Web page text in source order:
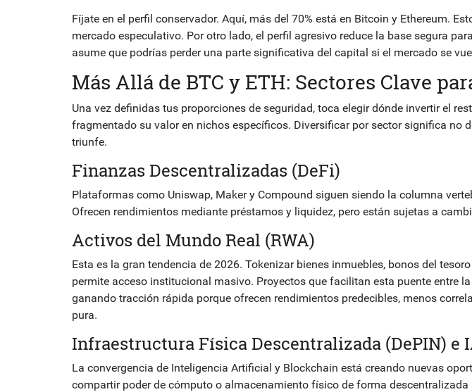
Fíjate en el perfil conservador. Aquí, más del 70% está en Bitcoin y Ethereum.
mercado especulativo. Por otro lado, el perfil agresivo reduce la base segura
asume que podrías perder una parte significativa del capital si el mercado se
Más Allá de BTC y ETH: Sectores Clave
Una vez definidas tus proporciones de seguridad, toca elegir dónde invertir el
fragmentado su valor en nichos específicos. Diversificar por sector significa no
triunfe.
Finanzas Descentralizadas (DeFi)
Plataformas como Uniswap, Makery Compound siguen siendo la columna
Ofrecen rendimientos mediante préstamos y liquidez, pero están sujetas a
Activos del Mundo Real (RWA)
Esta es la gran tendencia de 2026. Tokenizar bienes inmuebles, bonos del
permite acceso institucional masivo. Proyectos que facilitan esta puente entre
ganando tracción rápida porque ofrecen rendimientos predecibles, menos
pura.
Infraestructura Física Descentralizada (DePIN) e
La convergencia de Inteligencia Artificial y Blockchain está creando nuevas
compartir poder de cómputo o almacenamiento físico de forma